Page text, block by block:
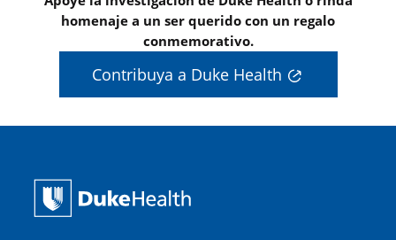
homenaje a un ser querido con un regalo
conmemorativo.
Contribuya a Duke Health